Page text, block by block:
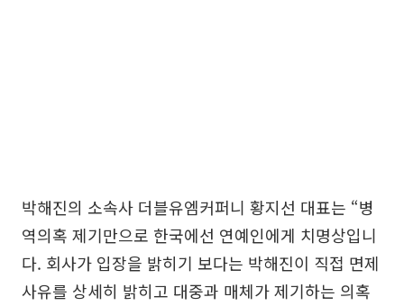
박해진의 소속사 더블유엠커퍼니 황지선 대표는 “병
역의혹 제기만으로 한국에선 연예인에게 치명상입니
다. 회사가 입장을 밝히기 보다는 박해진이 직접 면제
사유를 상세히 밝히고 대중과 매체가 제기하는 의혹